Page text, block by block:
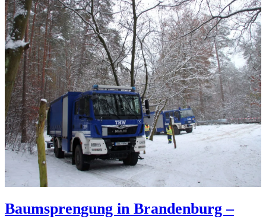
Baumsprengung in Brandenburg –